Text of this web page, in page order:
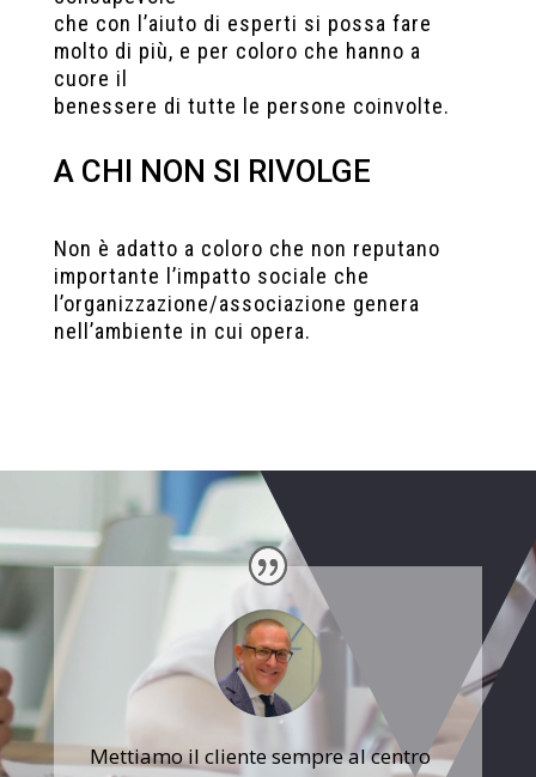
che con l’aiuto di esperti si possa fare
molto di più, e per coloro che hanno a
cuore il
benessere di tutte le persone coinvolte.
A CHI NON SI RIVOLGE
Non è adatto a coloro che non reputano
importante l’impatto sociale che
l’organizzazione/associazione genera
nell’ambiente in cui opera.
Mettiamo il cliente sempre al centro